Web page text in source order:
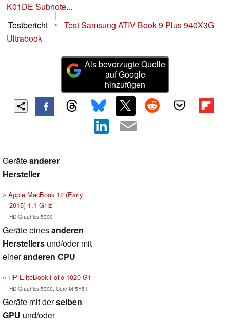
K01DE Subnote...
|
Testbericht
•
Test Samsung ATIV Book 9 Plus 940X3G
Ultrabook
Als bevorzugte Quelle
auf Google
hinzufügen
Geräteanderer
Hersteller
Apple MacBook 12 (Early
2015) 1.1 GHz
HD Graphics 5300
Geräte einesanderen
Herstellers und/oder mit
eineranderen CPU
HP EliteBook Folio 1020 G1
HD Graphics 5300, Core M 5Y51
Geräte mit derselben
GPU und/oder